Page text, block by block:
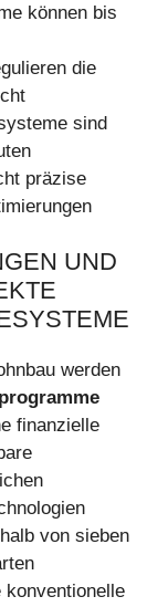
können bis
die
sind
präzise
UND
werden
finanzielle
von sieben
konventionelle